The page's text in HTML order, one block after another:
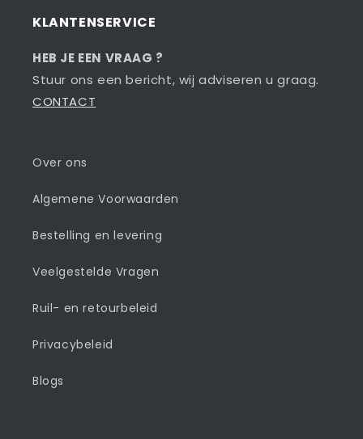
KLANTENSERVICE
HEB JE EEN VRAAG ?
Stuur ons een bericht, wij adviseren u graag.
CONTACT
Over ons
Algemene Voorwaarden
Bestelling en levering
Veelgestelde Vragen
Ruil- en retourbeleid
Privacybeleid
Blogs